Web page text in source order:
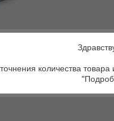
количества